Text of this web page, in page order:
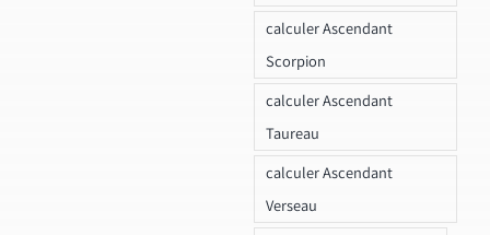
calculer Ascendant
Scorpion
calculer Ascendant
Taureau
calculer Ascendant
Verseau